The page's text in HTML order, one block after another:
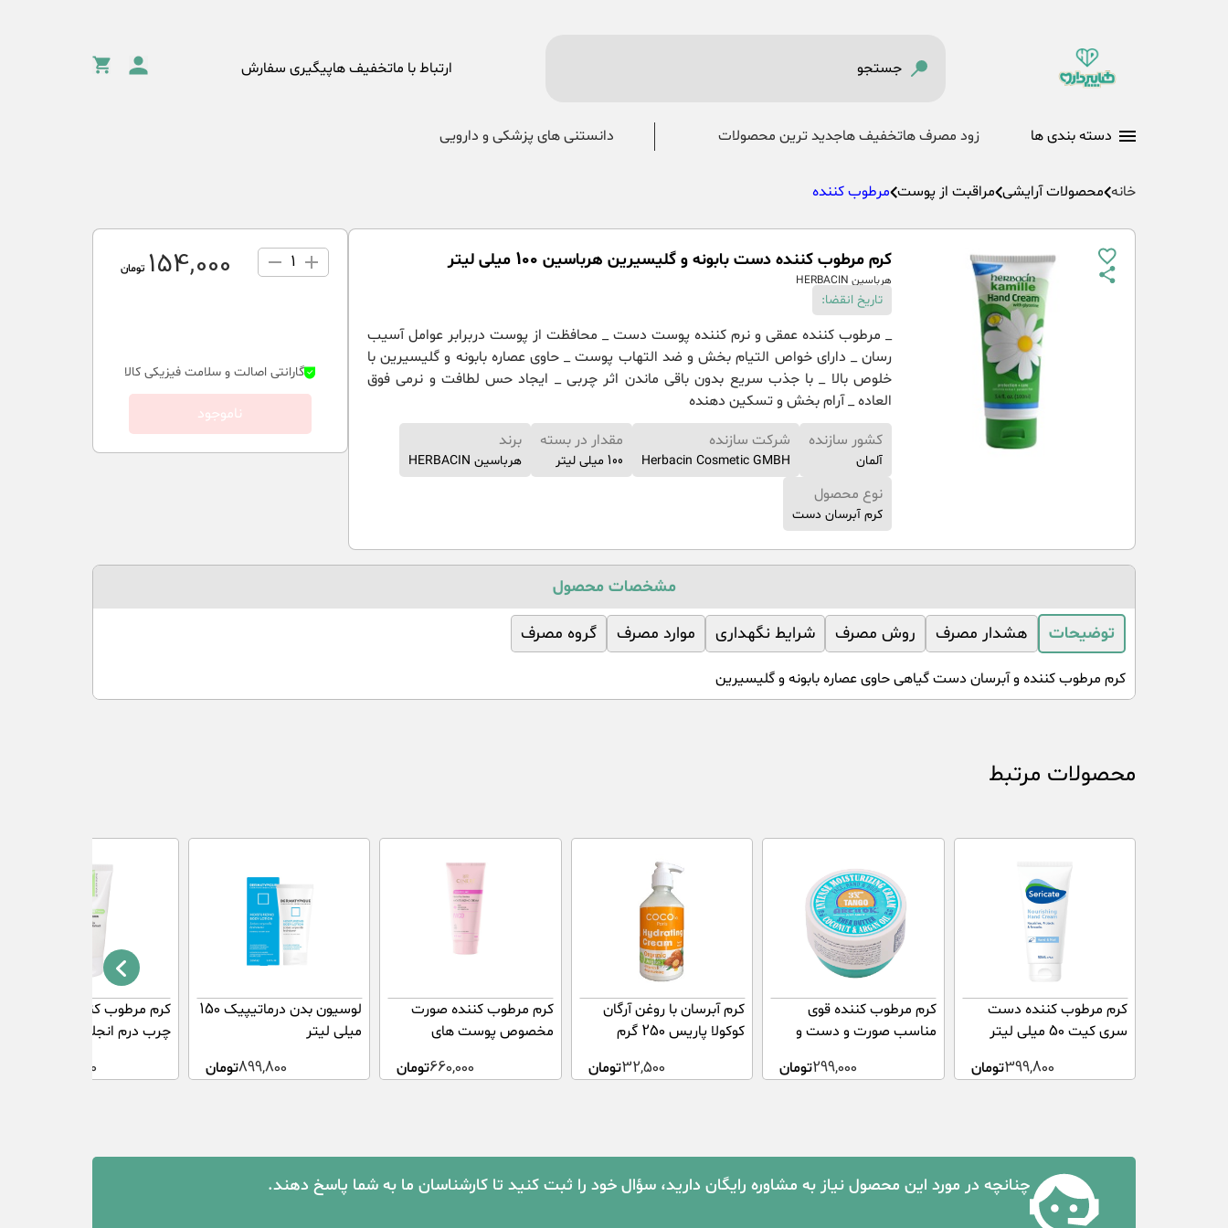
ارتباط با ماتخفیف هاپیگیری سفارش
دسته بندی ها زود مصرف هاتخفیف هاجدید ترین محصولات دانستنی های پزشکی و دارویی
خانه محصولات آرایشی مراقبت از پوست مرطوب کننده
کرم مرطوب کننده دست بابونه و گلیسیرین هرباسین 100 میلی لیتر
هرباسین HERBACIN
تاریخ انقضا:
_ مرطوب کننده عمقی و نرم کننده پوست دست _ محافظت از پوست دربرابر عوامل آسیب
رسان _ دارای خواص التیام بخش و ضد التهاب پوست _ حاوی عصاره بابونه و گلیسیرین با
خلوص بالا _ با جذب سریع بدون باقی ماندن اثر چربی _ ایجاد حس لطافت و نرمی فوق
العاده _ آرام بخش و تسکین دهنده
کشور سازنده
آلمان
شرکت سازنده
Herbacin Cosmetic GMBH
مقدار در بسته
100 میلی لیتر
برند
هرباسین HERBACIN
نوع محصول
کرم آبرسان دست
1 154٬000 تومان
گارانتی اصالت و سلامت فیزیکی کالا
ناموجود
مشخصات محصول
توضیحات هشدار مصرف روش مصرف شرایط نگهداری موارد مصرف گروه مصرف
کرم مرطوب کننده و آبرسان دست گیاهی حاوی عصاره بابونه و گلیسیرین
محصولات مرتبط
کرم مرطوب کننده دست
سری کیت 50 میلی لیتر
399,800تومان
کرم مرطوب کننده قوی
مناسب صورت و دست و
میلی لیتر
299,000تومان
کرم آبرسان با روغن آرگان
کوکولا پاریس 250 گرم
32,500تومان
کرم مرطوب کننده صورت
مخصوص پوست های
میلی لیتر
660,000تومان
لوسیون بدن درماتیپیک 150
میلی لیتر
899,800تومان
کرم مرطوب کننده پوست
365,000
چنانچه در مورد این محصول نیاز به مشاوره رایگان دارید، سؤال خود را ثبت کنید تا کارشناسان ما به شما پاسخ دهند.